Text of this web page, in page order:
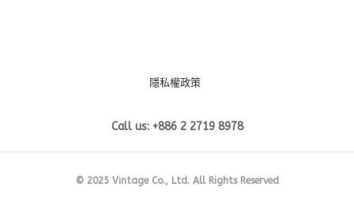
隱私權政策
Call us: +886 2 2719 8978
© 2025 Vintage Co., Ltd. All Rights Reserved